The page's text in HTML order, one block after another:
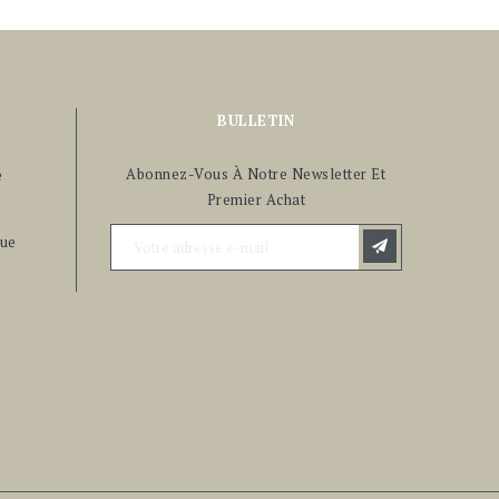
BULLETIN
Abonnez-Vous À Notre Newsletter Et
Premier Achat